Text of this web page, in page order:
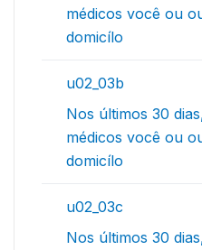
médicos você ou
domicílo
u02_03b
Nos últimos 30
médicos você ou
domicílo
u02_03c
Nos últimos 30